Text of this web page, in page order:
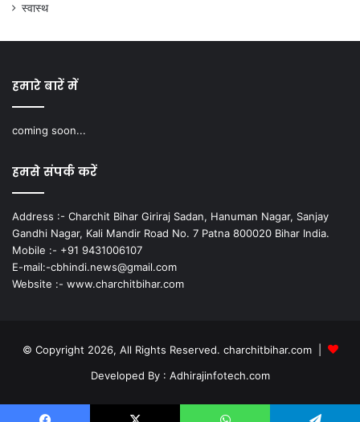
स्वास्थ
हमारे बारें में
coming soon...
हमसे संपर्क करें
Address :- Charchit Bihar Giriraj Sadan, Hanuman Nagar, Sanjay
Gandhi Nagar, Kali Mandir Road No. 7 Patna 800020 Bihar India.
Mobile :- +91 9431006107
E-mail:-cbhindi.news@gmail.com
Website :- www.charchitbihar.com
© Copyright 2026, All Rights Reserved. charchitbihar.com |
Developed By : Adhirajinfotech.com